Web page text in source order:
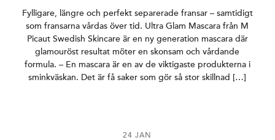
Fylligare, längre och perfekt separerade fransar – samtidigt
som fransarna vårdas över tid. Ultra Glam Mascara från M
Picaut Swedish Skincare är en ny generation mascara där
glamouröst resultat möter en skonsam och vårdande
formula. – En mascara är en av de viktigaste produkterna i
sminkväskan. Det är få saker som gör så stor skillnad […]
24 JAN